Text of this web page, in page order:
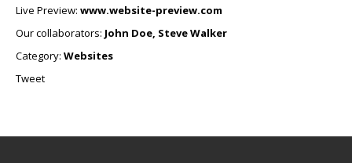
Live Preview: www.website-preview.com
Our collaborators: John Doe, Steve Walker
Category: Websites
Tweet